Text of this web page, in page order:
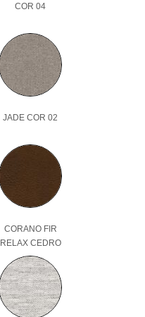
COR 04
JADE COR 02
CORANO FIR
RELAX CEDRO